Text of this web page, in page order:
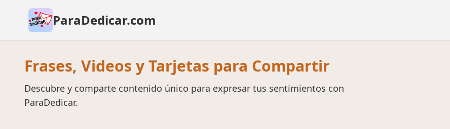
ParaDedicar.com
Frases, Videos y Tarjetas para Compartir
Descubre y comparte contenido único para expresar tus sentimientos con
ParaDedicar.